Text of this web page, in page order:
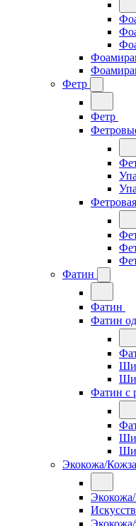
Фетр
Фетр
Фатин
Фатин
Фатин
Фатин с
Экокожа/
Экокожа/